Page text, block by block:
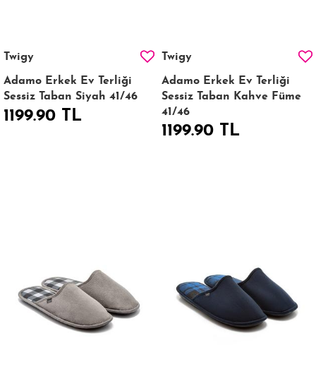
Twigy
Adamo Erkek Ev Terliği
Sessiz Taban Siyah 41/46
1199.90 TL
Twigy
Adamo Erkek Ev Terliği
Sessiz Taban Kahve Füme
41/46
1199.90 TL